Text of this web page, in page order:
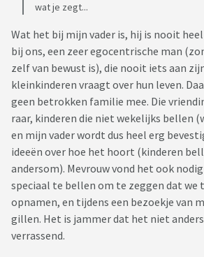
wat je zegt...
Wat het bij mijn vader is, hij is nooit
bij ons, een zeer egocentrische man
zelf van bewust is), die nooit iets aan
kleinkinderen vraagt over hun leven.
geen betrokken familie mee. Die
raar, kinderen die niet wekelijks bellen
en mijn vader wordt dus heel erg
ideeën over hoe het hoort (kinderen
andersom). Mevrouw vond het ook
speciaal te bellen om te zeggen dat we
opnamen, en tijdens een bezoekje van
gillen. Het is jammer dat het niet
verrassend.